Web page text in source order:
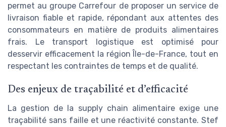
permet au groupe Carrefour de proposer un service de
livraison fiable et rapide, répondant aux attentes des
consommateurs en matière de produits alimentaires
frais. Le transport logistique est optimisé pour
desservir efficacement la région Île-de-France, tout en
respectant les contraintes de temps et de qualité.
Des enjeux de traçabilité et d’efficacité
La gestion de la supply chain alimentaire exige une
traçabilité sans faille et une réactivité constante. Stef